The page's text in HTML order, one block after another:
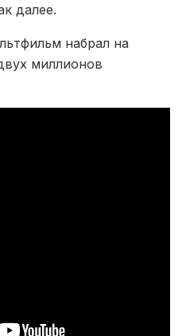
далее.
набрал на
миллионов